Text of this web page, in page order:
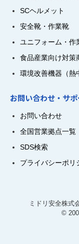
SCヘルメット
安全靴・作業靴
ユニフォーム・作
食品産業向け対策
環境改善機器（熱
お問い合わせ・サポ
お問い合わせ
全国営業拠点一覧
SDS検索
プライバシーポリ
ミドリ安全株式
©